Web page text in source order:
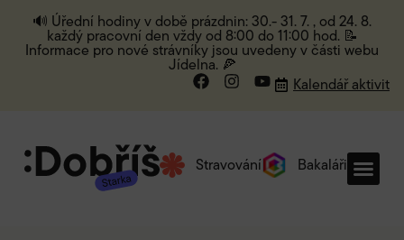
🔊 Úřední hodiny v době prázdnin: 30.- 31. 7. , od 24. 8.
každý pracovní den vždy od 8:00 do 11:00 hod. 📝
Informace pro nové strávníky jsou uvedeny v části webu
Jídelna. 🍕
Kalendář aktivit
Stravování Bakaláři